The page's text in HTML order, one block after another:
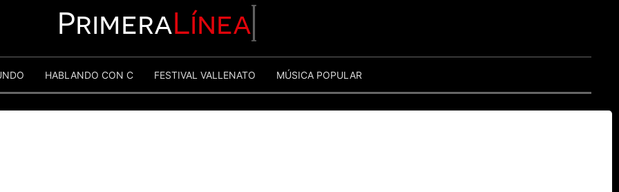
PrimeraLínea
HABLANDO CON C FESTIVAL VALLENATO MÚSICA POPULAR